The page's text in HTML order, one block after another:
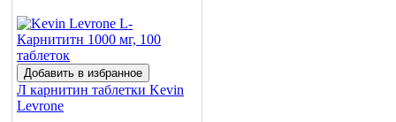
Добавить в избранное
Л карнитин таблетки Kevin
Levrone